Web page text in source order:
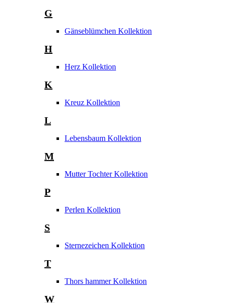
G
Gänseblümchen Kollektion
H
Herz Kollektion
K
Kreuz Kollektion
L
Lebensbaum Kollektion
M
Mutter Tochter Kollektion
P
Perlen Kollektion
S
Sternezeichen Kollektion
T
Thors hammer Kollektion
W